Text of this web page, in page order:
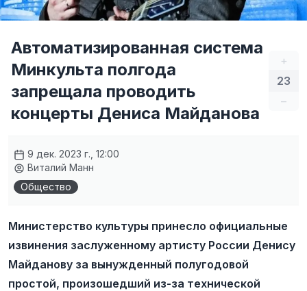
+
23
–
Автоматизированная система
Минкульта полгода
запрещала проводить
концерты Дениса Майданова
9 дек. 2023 г., 12:00
Виталий Манн
Общество
Министерство культуры принесло официальные
извинения заслуженному артисту России Денису
Майданову за вынужденный полугодовой
простой, произошедший из-за технической